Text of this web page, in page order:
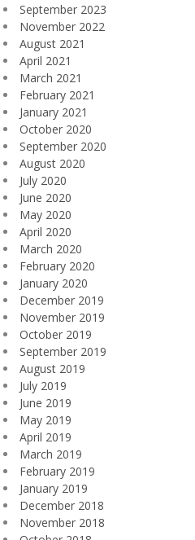
September 2023
November 2022
August 2021
April 2021
March 2021
February 2021
January 2021
October 2020
September 2020
August 2020
July 2020
June 2020
May 2020
April 2020
March 2020
February 2020
January 2020
December 2019
November 2019
October 2019
September 2019
August 2019
July 2019
June 2019
May 2019
April 2019
March 2019
February 2019
January 2019
December 2018
November 2018